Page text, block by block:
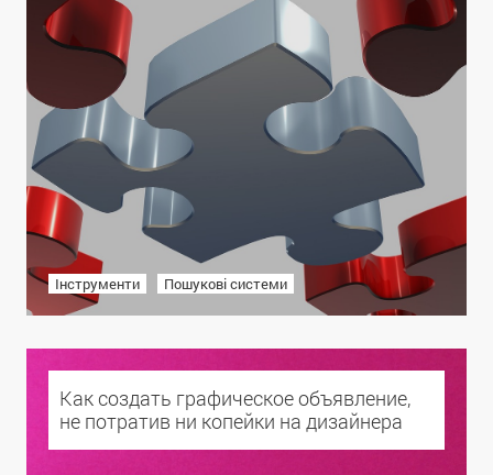
Інструменти Пошукові системи
Как создать графическое объявление,
не потратив ни копейки на дизайнера